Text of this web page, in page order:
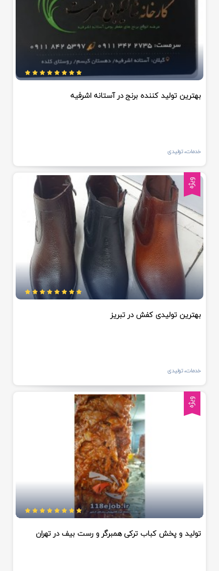
بهترین تولید کننده برنج در آستانه اشرفیه
خدمات، تولیدی
ویژه
بهترین تولیدی کفش در تبریز
خدمات، تولیدی
ویژه
تولید و پخش کباب ترکی همبرگر و رست بیف در تهران